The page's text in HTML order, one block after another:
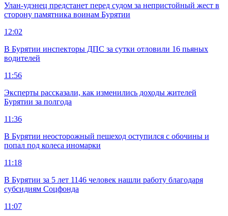
Улан-удэнец предстанет перед судом за непристойный жест в
сторону памятника воинам Бурятии
12:02
В Бурятии инспекторы ДПС за сутки отловили 16 пьяных
водителей
11:56
Эксперты рассказали, как изменились доходы жителей
Бурятии за полгода
11:36
В Бурятии неосторожный пешеход оступился с обочины и
попал под колеса иномарки
11:18
В Бурятии за 5 лет 1146 человек нашли работу благодаря
субсидиям Соцфонда
11:07